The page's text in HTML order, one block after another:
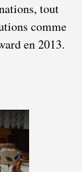
tout
comme
en 2013.